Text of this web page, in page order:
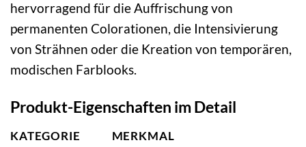
hervorragend für die Auffrischung von
permanenten Colorationen, die Intensivierung
von Strähnen oder die Kreation von temporären,
modischen Farblooks.
Produkt-Eigenschaften im Detail
KATEGORIE MERKMAL